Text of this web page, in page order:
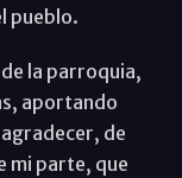
pueblo.
la parroquia,
aportando
de
mi parte, que